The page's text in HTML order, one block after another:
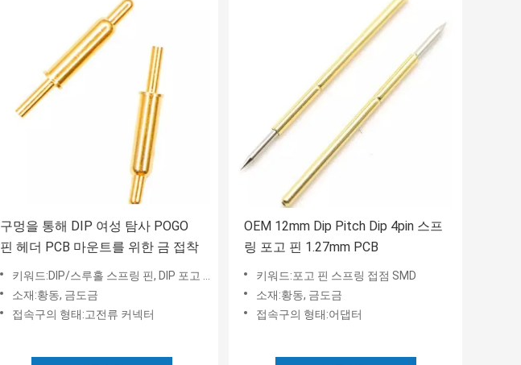
구멍을 통해 DIP 여성 탐사 POGO
핀 헤더 PCB 마운트를 위한 금 접착
키워드:DIP/스루홀 스프링 핀, DIP 포고 핀
소재:황동, 금도금
접속구의 형태:고전류 커넥터
OEM 12mm Dip Pitch Dip 4pin 스프
링 포고 핀 1.27mm PCB
키워드:포고 핀 스프링 접점 SMD
소재:황동, 금도금
접속구의 형태:어댑터